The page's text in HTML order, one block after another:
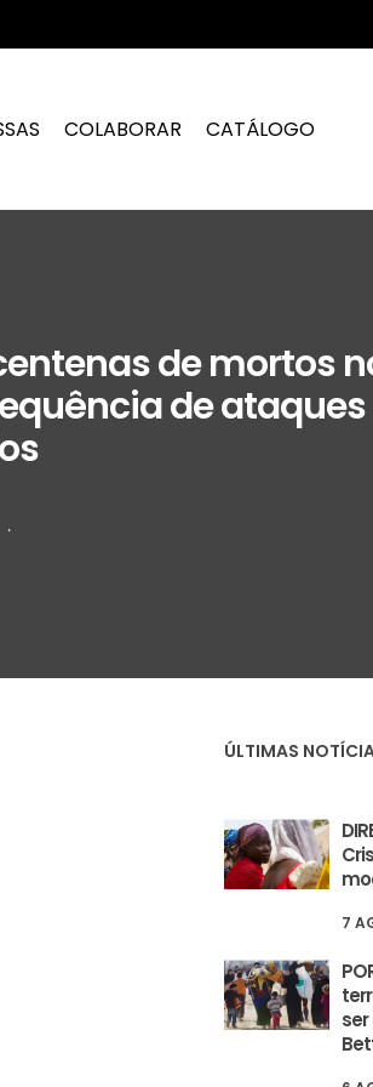
COLABORAR CATÁLOGO
de mortos
de ataques
‧
ÚLTIMAS
7